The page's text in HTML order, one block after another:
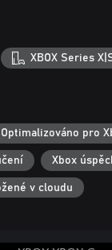
XBOX Series
Optimalizováno pro
Xbox
v cloudu